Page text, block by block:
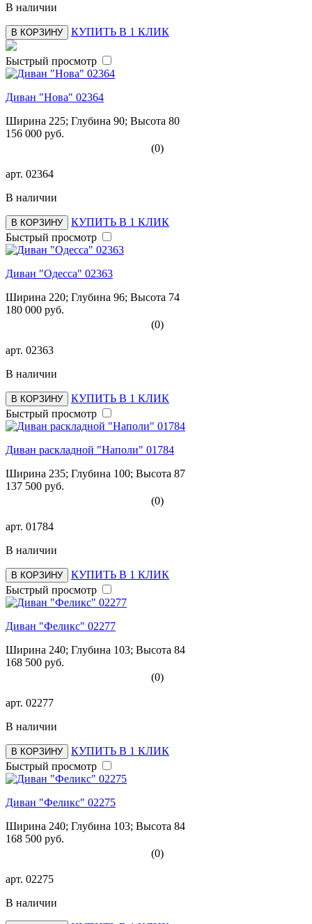
В наличии
В КОРЗИНУ КУПИТЬ В 1 КЛИК
Быстрый просмотр
Диван "Нова" 02364
Ширина 225; Глубина 90; Высота 80
156 000 руб.
(0)
арт. 02364
В наличии
В КОРЗИНУ
КУПИТЬ В 1 КЛИК
Быстрый просмотр
Диван "Одесса" 02363
Ширина 220; Глубина 96; Высота 74
180 000 руб.
(0)
арт. 02363
В наличии
В КОРЗИНУ
КУПИТЬ В 1 КЛИК
Быстрый просмотр
Диван раскладной "Наполи" 01784
Ширина 235; Глубина 100; Высота 87
137 500 руб.
(0)
арт. 01784
В наличии
В КОРЗИНУ
КУПИТЬ В 1 КЛИК
Быстрый просмотр
Диван "Феликс" 02277
Ширина 240; Глубина 103; Высота 84
168 500 руб.
(0)
арт. 02277
В наличии
В КОРЗИНУ
КУПИТЬ В 1 КЛИК
Быстрый просмотр
Диван "Феликс" 02275
Ширина 240; Глубина 103; Высота 84
168 500 руб.
(0)
арт. 02275
В наличии